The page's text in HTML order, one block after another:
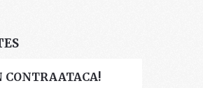
CONTRAATACA!